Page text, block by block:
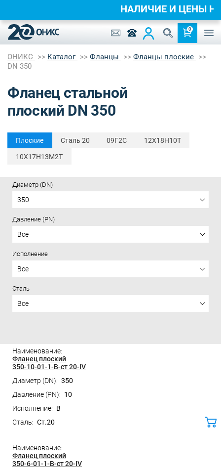
0
ОНИКС Каталог Фланцы
Фланцы плоские
DN 350
Фланец стальной
плоский DN 350
Плоские Cталь 20 09Г2С 12Х18Н10Т
10Х17Н13М2Т
Диаметр (DN)
350
Давление (PN)
Все
Исполнение
Все
Сталь
Все
Фланец плоский
350-10-01-1-B-ст 20-IV
350
10
B
Ст.20
Фланец плоский
350-6-01-1-B-ст 20-IV
НАЛИЧИЕ И